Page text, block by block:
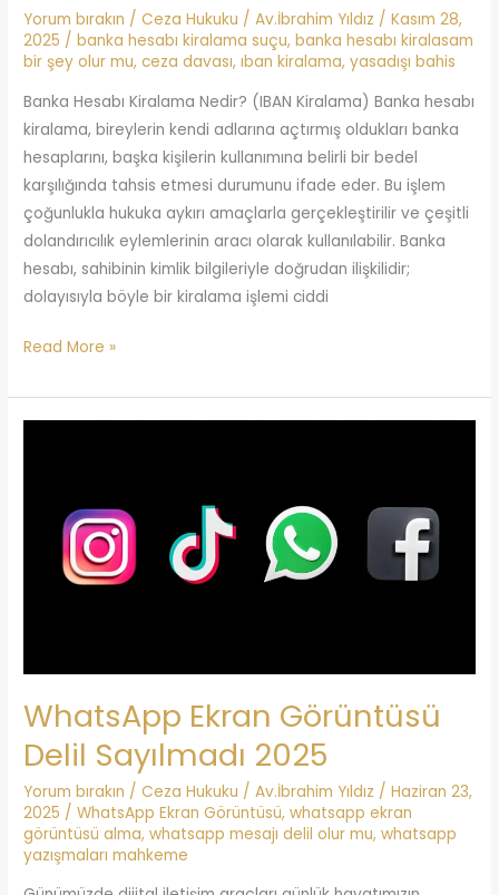
Yorum bırakın /Ceza Hukuku /Av.İbrahim Yıldız /Kasım 28,
2025 /banka hesabı kiralama suçu,banka hesabı kiralasam
bir şey olur mu,ceza davası,ıban kiralama,yasadışı bahis
Banka Hesabı Kiralama Nedir? (IBAN Kiralama) Banka hesabı
kiralama, bireylerin kendi adlarına açtırmış oldukları banka
hesaplarını, başka kişilerin kullanımına belirli bir bedel
karşılığında tahsis etmesi durumunu ifade eder. Bu işlem
çoğunlukla hukuka aykırı amaçlarla gerçekleştirilir ve çeşitli
dolandırıcılık eylemlerinin aracı olarak kullanılabilir. Banka
hesabı, sahibinin kimlik bilgileriyle doğrudan ilişkilidir;
dolayısıyla böyle bir kiralama işlemi ciddi
Read More »
WhatsApp Ekran Görüntüsü
Delil Sayılmadı 2025
Yorum bırakın /Ceza Hukuku /Av.İbrahim Yıldız /Haziran 23,
2025 /WhatsApp Ekran Görüntüsü,whatsapp ekran
görüntüsü alma,whatsapp mesajı delil olur mu,whatsapp
yazışmaları mahkeme
Sayılmadı